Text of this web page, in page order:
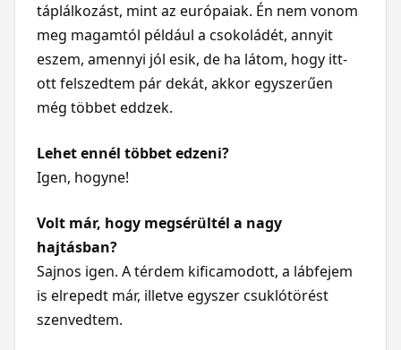
táplálkozást, mint az európaiak. Én nem vonom
meg magamtól például a csokoládét, annyit
eszem, amennyi jól esik, de ha látom, hogy itt-
ott felszedtem pár dekát, akkor egyszerűen
még többet eddzek.
Lehet ennél többet edzeni?
Igen, hogyne!
Volt már, hogy megsérültél a nagy
hajtásban?
Sajnos igen. A térdem kificamodott, a lábfejem
is elrepedt már, illetve egyszer csuklótörést
szenvedtem.